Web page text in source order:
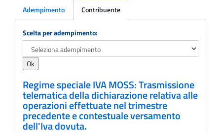
Adempimento Contribuente
Adempimento
Scelta per adempimento:
Regime speciale IVA MOSS: Trasmissione
telematica della dichiarazione relativa alle
operazioni effettuate nel trimestre
precedente e contestuale versamento
dell'Iva dovuta.